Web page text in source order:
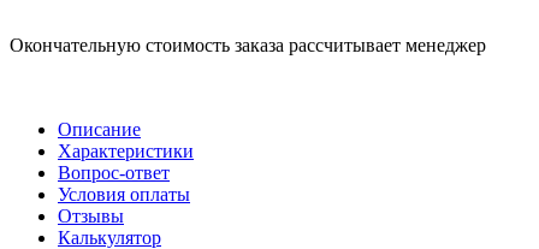
Окончательную стоимость заказа рассчитывает менеджер
Описание
Характеристики
Вопрос-ответ
Условия оплаты
Отзывы
Калькулятор